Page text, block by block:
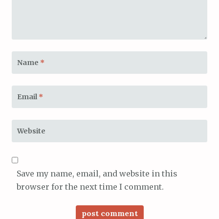
Name *
Email *
Website
Save my name, email, and website in this
browser for the next time I comment.